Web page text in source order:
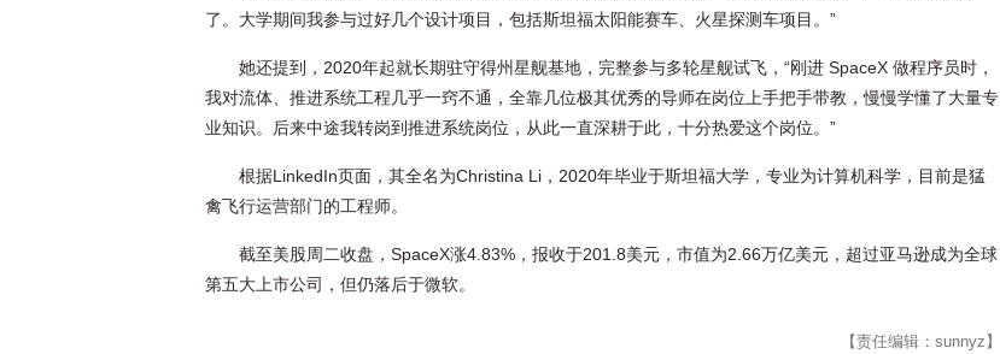
了。大学期间我参与过好几个设计项目，包括斯坦福太阳能赛车、火星探测车项目。”
她还提到，2020年起就长期驻守得州星舰基地，完整参与多轮星舰试飞，“刚进 SpaceX 做程序员时，
我对流体、推进系统工程几乎一窍不通，全靠几位极其优秀的导师在岗位上手把手带教，慢慢学懂了大量专
业知识。后来中途我转岗到推进系统岗位，从此一直深耕于此，十分热爱这个岗位。”
根据LinkedIn页面，其全名为Christina Li，2020年毕业于斯坦福大学，专业为计算机科学，目前是猛
禽飞行运营部门的工程师。
截至美股周二收盘，SpaceX涨4.83%，报收于201.8美元，市值为2.66万亿美元，超过亚马逊成为全球
第五大上市公司，但仍落后于微软。
【责任编辑：sunnyz】